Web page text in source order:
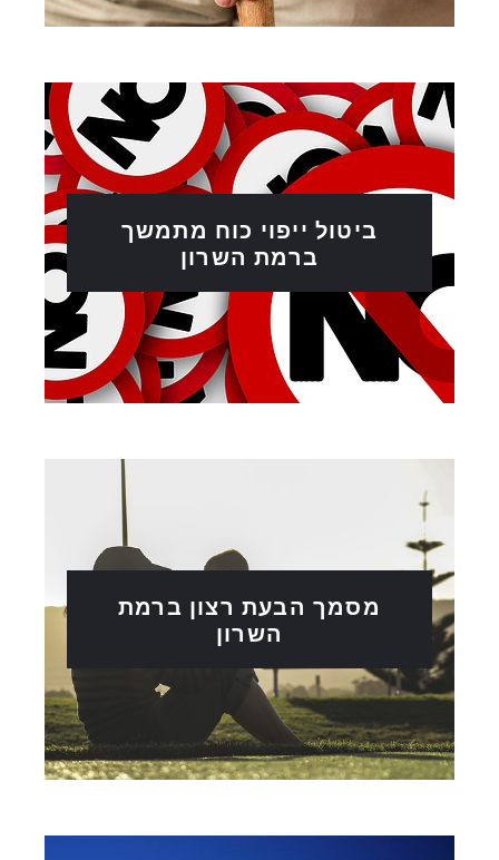
ביטול ייפוי כוח מתמשך
ברמת השרון
מסמך הבעת רצון ברמת
השרון